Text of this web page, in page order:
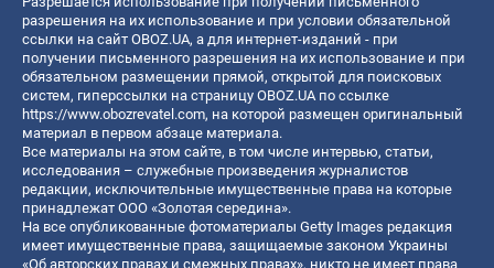
разрешения на их использование и при условии обязательной
ссылки на сайт OBOZ.UA, а для интернет-изданий - при
получении письменного разрешения на их использование и при
обязательном размещении прямой, открытой для поисковых
систем, гиперссылки на страницу OBOZ.UA по ссылке
https://www.obozrevatel.com, на которой размещен оригинальный
материал в первом абзаце материала.
Все материалы на этом сайте, в том числе интервью, статьи,
исследования – служебные произведения журналистов
редакции, исключительные имущественные права на которые
принадлежат ООО «Золотая середина».
На все опубликованные фотоматериалы Getty Images редакция
имеет имущественные права, защищаемые законом Украины
«Об авторских правах и смежных правах», никто не имеет права